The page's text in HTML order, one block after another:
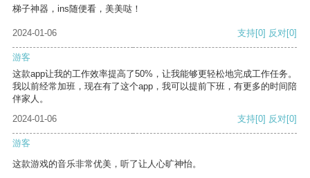
梯子神器，ins随便看，美美哒！
2024-01-06 支持[0] 反对[0]
游客
这款app让我的工作效率提高了50%，让我能够更轻松地完成工作任务。
我以前经常加班，现在有了这个app，我可以提前下班，有更多的时间陪
伴家人。
2024-01-06
支持[0] 反对[0]
游客
这款游戏的音乐非常优美，听了让人心旷神怡。